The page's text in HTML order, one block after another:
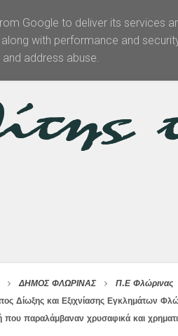
Αρχική Θεματολογία
ΔΗΜΟΣ ΦΛΩΡΙΝΑΣ Π.Ε Φλώρινας
Δίωξης και Εξιχνίασης Εγκλημάτων
που παραλάμβαναν χρυσαφικά και
Google to deliver its services
with performance and
address abuse.